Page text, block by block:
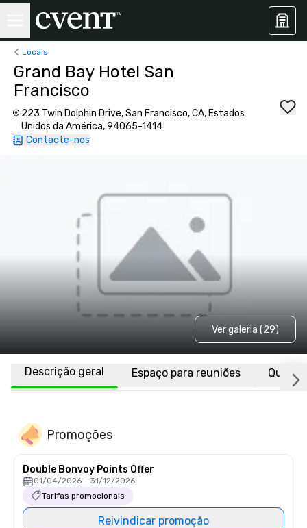
Locais
Grand Bay Hotel San
Francisco
223 Twin Dolphin Drive, San Francisco, CA, Estados
Unidos da América, 94065-1414
Contacte-nos
Ver galeria (29)
Descrição geral Espaço para reuniões
Promoções
Double Bonvoy Points Offer
01/04/2026 - 31/12/2026
Tarifas promocionais
Reivindicar promoção